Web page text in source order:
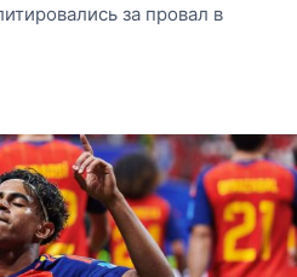
за провал в